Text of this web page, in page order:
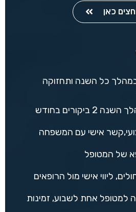
כאן
במהלך כל השנה ותחזוקה
אישי עם המשפחה
של המטופל
ליווי אישי מול הרופאים
למטופל אחת לשבוע, זמינות